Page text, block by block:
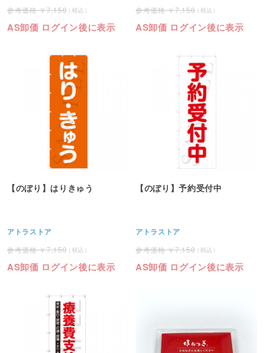
7,150
AS卸価 ログイン後に表示
7,150
AS卸価 ログイン後に表示
【のぼり】はりきゅう
アトラストア
7,150
AS卸価 ログイン後に表示
【のぼり】予約受付中
アトラストア
7,150
AS卸価 ログイン後に表示